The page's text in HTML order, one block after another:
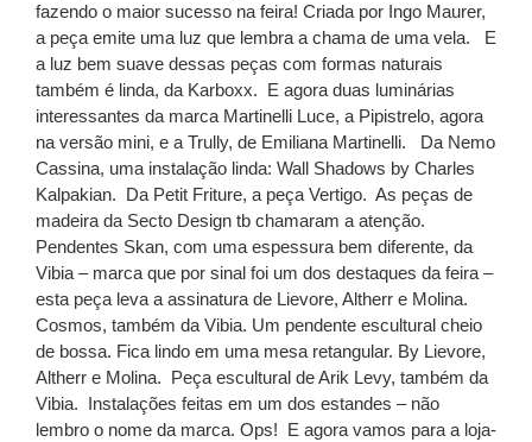
fazendo o maior sucesso na feira! Criada por Ingo Maurer,
a peça emite uma luz que lembra a chama de uma vela.
E
a luz bem suave dessas peças com formas naturais
também é linda, da Karboxx. E agora duas luminárias
interessantes da marca Martinelli Luce, a Pipistrelo, agora
na versão mini, e a Trully, de Emiliana Martinelli.
Da Nemo
Cassina, uma instalação linda: Wall Shadows by Charles
Kalpakian. Da Petit Friture, a peça Vertigo. As peças de
madeira da Secto Design tb chamaram a atenção.
Pendentes Skan, com uma espessura bem diferente, da
Vibia – marca que por sinal foi um dos destaques da feira –
esta peça leva a assinatura de Lievore, Altherr e Molina.
Cosmos, também da Vibia. Um pendente escultural cheio
de bossa. Fica lindo em uma mesa retangular. By Lievore,
Altherr e Molina. Peça escultural de Arik Levy, também da
Vibia. Instalações feitas em um dos estandes – não
lembro o nome da marca. Ops! E agora vamos para a loja-